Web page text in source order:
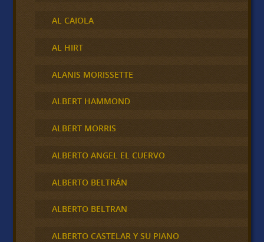
AL CAIOLA
AL HIRT
ALANIS MORISSETTE
ALBERT HAMMOND
ALBERT MORRIS
ALBERTO ANGEL EL CUERVO
ALBERTO BELTRÁN
ALBERTO BELTRAN
ALBERTO CASTELAR Y SU PIANO